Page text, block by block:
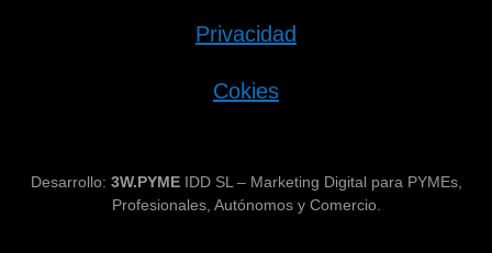
Privacidad
Cokies
Desarrollo: 3W.PYMEIDD SL – Marketing Digital para PYMEs,
Profesionales, Autónomos y Comercio.